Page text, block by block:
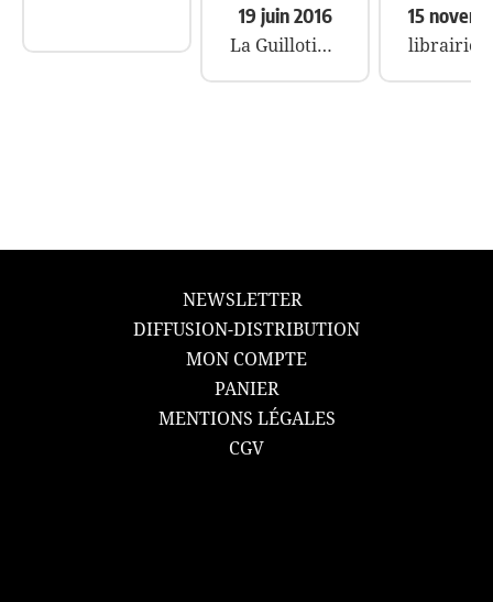
19 juin 2016
La Guillotine , Montreuil.
NEWSLETTER
DIFFUSION-DISTRIBUTION
MON COMPTE
PANIER
MENTIONS LÉGALES
CGV